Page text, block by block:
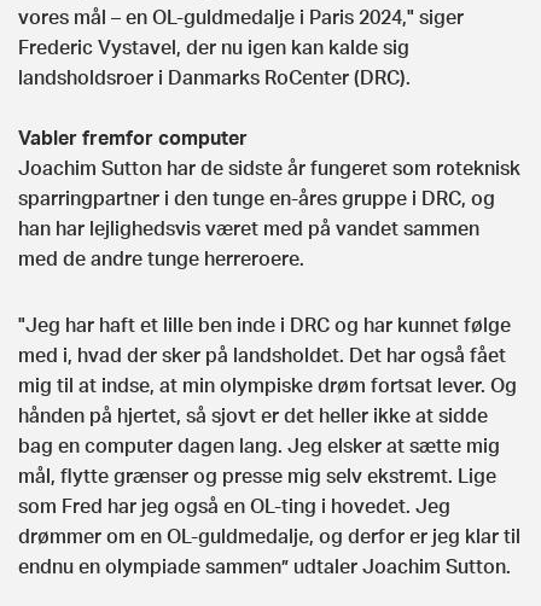
vores mål – en OL-guldmedalje i Paris 2024," siger
Frederic Vystavel, der nu igen kan kalde sig
landsholdsroer i Danmarks RoCenter (DRC).
Vabler fremfor computer
Joachim Sutton har de sidste år fungeret som roteknisk
sparringpartner i den tunge en-åres gruppe i DRC, og
han har lejlighedsvis været med på vandet sammen
med de andre tunge herreroere.
"Jeg har haft et lille ben inde i DRC og har kunnet følge
med i, hvad der sker på landsholdet. Det har også fået
mig til at indse, at min olympiske drøm fortsat lever. Og
hånden på hjertet, så sjovt er det heller ikke at sidde
bag en computer dagen lang. Jeg elsker at sætte mig
mål, flytte grænser og presse mig selv ekstremt. Lige
som Fred har jeg også en OL-ting i hovedet. Jeg
drømmer om en OL-guldmedalje, og derfor er jeg klar til
endnu en olympiade sammen” udtaler Joachim Sutton.